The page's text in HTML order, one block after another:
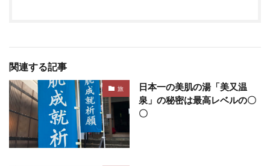
関連する記事
旅
日本一の美肌の湯「美又温
泉」の秘密は最高レベルの〇
〇